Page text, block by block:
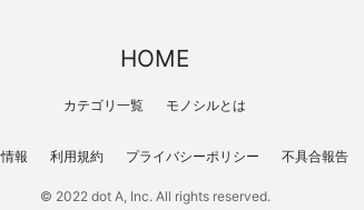
HOME
カテゴリ一覧 モノシルとは
報 利用規約 プライバシーポリシー 不具合報告
© 2022 dot A, Inc. All rights reserved.